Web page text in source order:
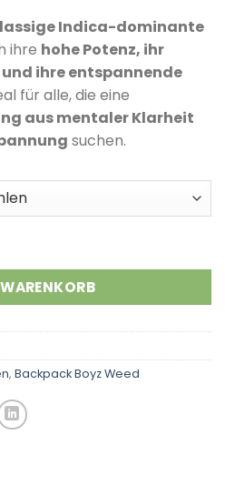
1530,00 €
Indica-dominante
ihre hohe Potenz, ihr
ihre entspannende
für alle, die eine
aus mentaler Klarheit
suchen.
, Backpack Boyz Weed